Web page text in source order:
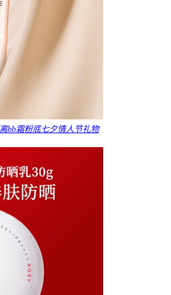
bb霜粉底七夕情人节礼物